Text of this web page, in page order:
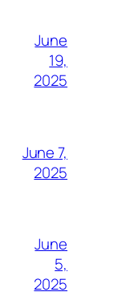
June
19,
2025
June 7,
2025
June
5,
2025